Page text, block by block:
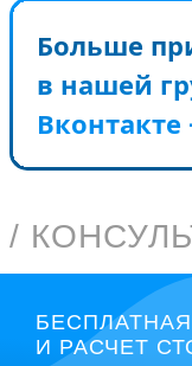
Больше
в нашей
Вконтакте
/
И РАСЧЕТ